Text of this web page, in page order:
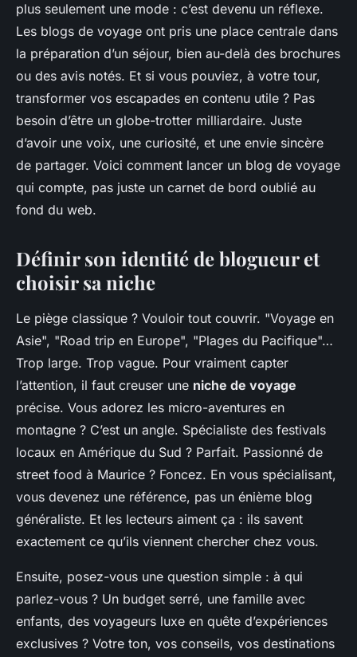
plus seulement une mode : c’est devenu un réflexe.
Les blogs de voyage ont pris une place centrale dans
la préparation d’un séjour, bien au-delà des brochures
ou des avis notés. Et si vous pouviez, à votre tour,
transformer vos escapades en contenu utile ? Pas
besoin d’être un globe-trotter milliardaire. Juste
d’avoir une voix, une curiosité, et une envie sincère
de partager. Voici comment lancer un blog de voyage
qui compte, pas juste un carnet de bord oublié au
fond du web.
Définir son identité de blogueur et
choisir sa niche
Le piège classique ? Vouloir tout couvrir. "Voyage en
Asie", "Road trip en Europe", "Plages du Pacifique"…
Trop large. Trop vague. Pour vraiment capter
l’attention, il faut creuser une niche de voyage
précise. Vous adorez les micro-aventures en
montagne ? C’est un angle. Spécialiste des festivals
locaux en Amérique du Sud ? Parfait. Passionné de
street food à Maurice ? Foncez. En vous spécialisant,
vous devenez une référence, pas un énième blog
généraliste. Et les lecteurs aiment ça : ils savent
exactement ce qu’ils viennent chercher chez vous.
Ensuite, posez-vous une question simple : à qui
parlez-vous ? Un budget serré, une famille avec
enfants, des voyageurs luxe en quête d’expériences
exclusives ? Votre ton, vos conseils, vos destinations